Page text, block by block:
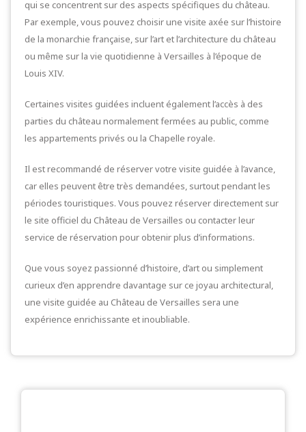
qui se concentrent sur des aspects spécifiques du château.
Par exemple, vous pouvez choisir une visite axée sur l’histoire
de la monarchie française, sur l’art et l’architecture du château
ou même sur la vie quotidienne à Versailles à l’époque de
Louis XIV.
Certaines visites guidées incluent également l’accès à des
parties du château normalement fermées au public, comme
les appartements privés ou la Chapelle royale.
Il est recommandé de réserver votre visite guidée à l’avance,
car elles peuvent être très demandées, surtout pendant les
périodes touristiques. Vous pouvez réserver directement sur
le site officiel du Château de Versailles ou contacter leur
service de réservation pour obtenir plus d’informations.
Que vous soyez passionné d’histoire, d’art ou simplement
curieux d’en apprendre davantage sur ce joyau architectural,
une visite guidée au Château de Versailles sera une
expérience enrichissante et inoubliable.